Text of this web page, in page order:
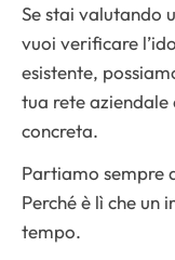
Se stai valutando
vuoi verificare
esistente,
tua rete
concreta.
Partiamo sempre
Perché è lì che
tempo.